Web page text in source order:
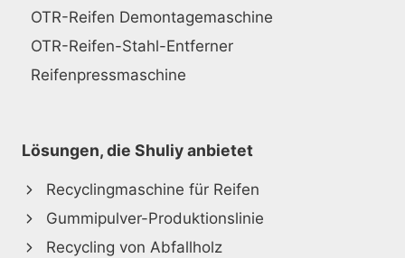
OTR-Reifen Demontagemaschine
OTR-Reifen-Stahl-Entferner
Reifenpressmaschine
Lösungen, die Shuliy anbietet
Recyclingmaschine für Reifen
Gummipulver-Produktionslinie
Recycling von Abfallholz